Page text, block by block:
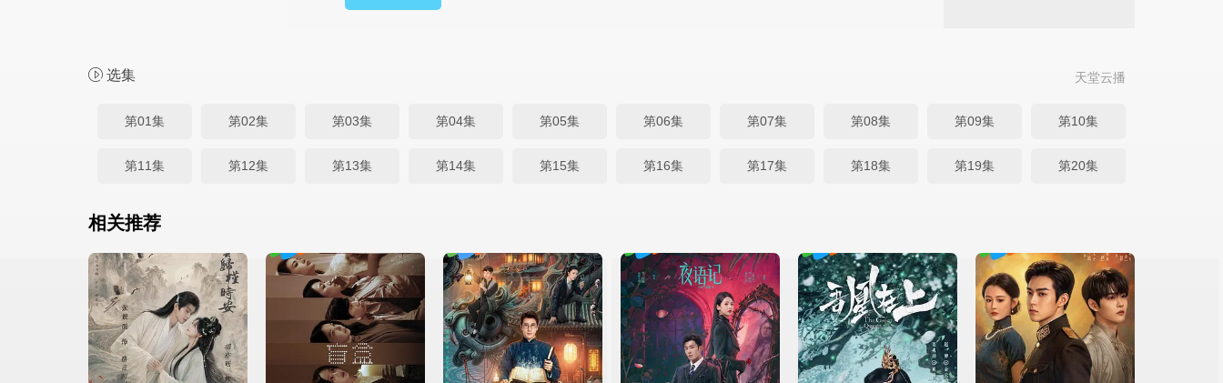
天堂云播
选集
第01集 第02集 第03集 第04集 第05集 第06集 第07集 第08集 第09集 第10集
第11集 第12集 第13集 第14集 第15集 第16集 第17集 第18集 第19集 第20集
相关推荐